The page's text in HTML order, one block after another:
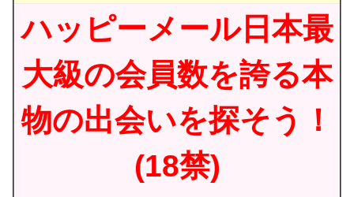
ハッピーメール日本最
大級の会員数を誇る本
物の出会いを探そう！
(18禁)